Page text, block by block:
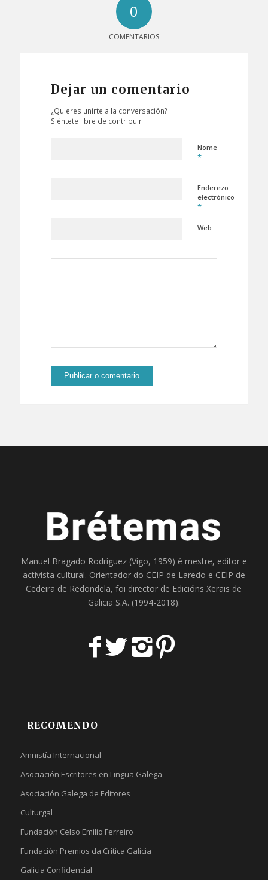
0
COMENTARIOS
Dejar un comentario
¿Quieres unirte a la conversación?
Siéntete libre de contribuir
Nome
*
Enderezo
electrónico
*
Web
Manuel Bragado Rodríguez (Vigo, 1959) é mestre, editor e
activista cultural. Orientador do CEIP de Laredo e CEIP de
Cedeira de Redondela, foi director de Edicións Xerais de
Galicia S.A. (1994-2018).
RECOMENDO
Amnistía Internacional
Asociación Escritores en Lingua Galega
Asociación Galega de Editores
Culturgal
Fundación Celso Emilio Ferreiro
Fundación Premios da Crítica Galicia
Galicia Confidencial